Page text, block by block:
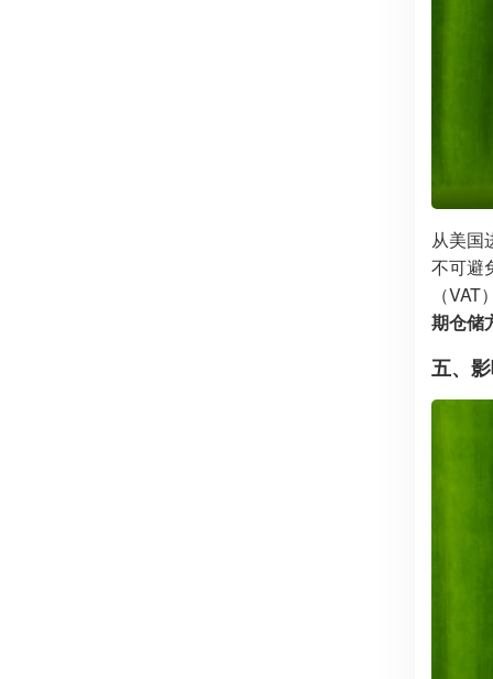
从美国
不可避
（VAT
期仓储
五、